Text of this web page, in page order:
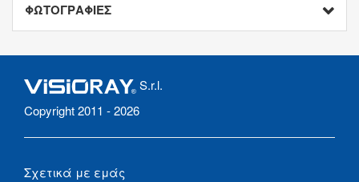
ΦΩΤΟΓΡΑΦΙΕΣ
S.r.l.
Copyright 2011 - 2026
Σχετικά με εμάς